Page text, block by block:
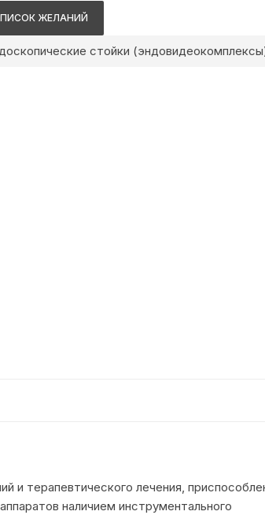
ЖЕЛАНИЙ
стойки
и терапевтического лечения,
наличием инструментального